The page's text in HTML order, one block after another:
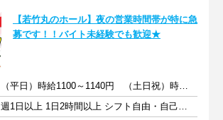
【若竹丸のホール】夜の営業時間帯が特に急
募です！！バイト未経験でも歓迎★
（平日）時給1100～1140円 （土日祝）時給1130～1170円
週1日以上 1日2時間以上 シフト自由・自己申告